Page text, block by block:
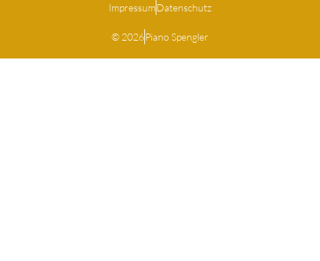
ImpressumDatenschutz
© 2026Piano Spengler